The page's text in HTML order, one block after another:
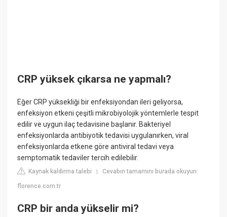
CRP yüksek çıkarsa ne yapmalı?
Eğer CRP yüksekliği bir enfeksiyondan ileri geliyorsa,
enfeksiyon etkeni çeşitli mikrobiyolojik yöntemlerle tespit
edilir ve uygun ilaç tedavisine başlanır. Bakteriyel
enfeksiyonlarda antibiyotik tedavisi uygulanırken, viral
enfeksiyonlarda etkene göre antiviral tedavi veya
semptomatik tedaviler tercih edilebilir.
Kaynak kaldırma talebi |Cevabın tamamını burada okuyun:
florence.com.tr
CRP bir anda yükselir mi?